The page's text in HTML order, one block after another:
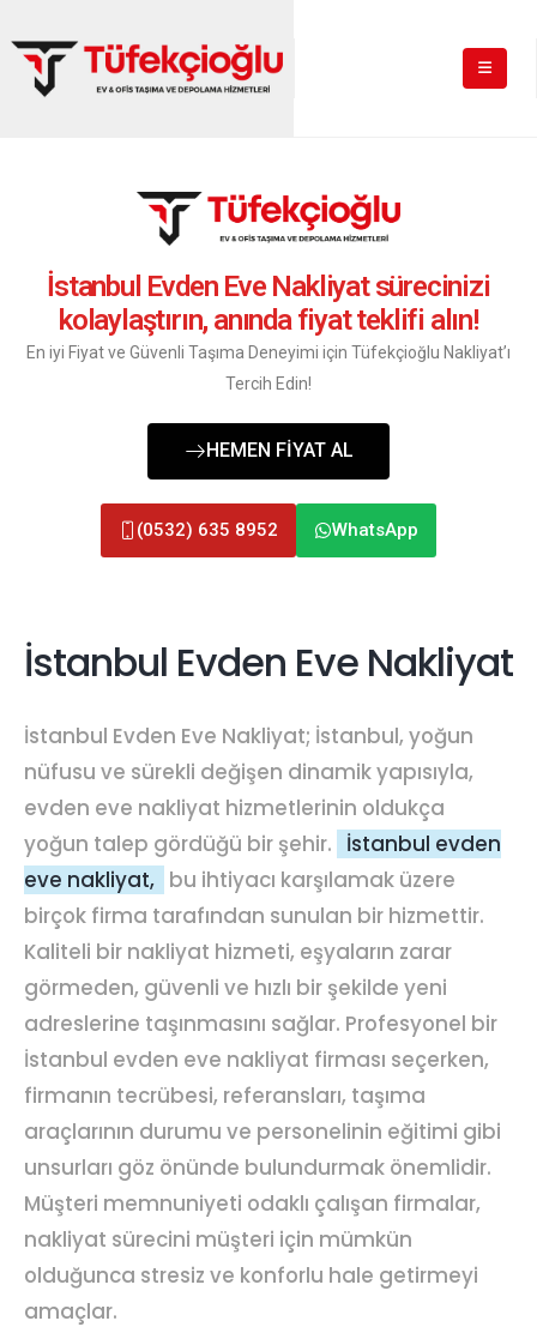
İstanbul Evden Eve Nakliyat sürecinizi
kolaylaştırın, anında fiyat teklifi alın!
En iyi Fiyat ve Güvenli Taşıma Deneyimi için Tüfekçioğlu Nakliyat’ı
Tercih Edin!
HEMEN FİYAT AL
(0532) 635 8952 WhatsApp
İstanbul Evden Eve Nakliyat
İstanbul Evden Eve Nakliyat; İstanbul, yoğun
nüfusu ve sürekli değişen dinamik yapısıyla,
evden eve nakliyat hizmetlerinin oldukça
yoğun talep gördüğü bir şehir. İstanbul evden
eve nakliyat, bu ihtiyacı karşılamak üzere
birçok firma tarafından sunulan bir hizmettir.
Kaliteli bir nakliyat hizmeti, eşyaların zarar
görmeden, güvenli ve hızlı bir şekilde yeni
adreslerine taşınmasını sağlar. Profesyonel bir
İstanbul evden eve nakliyat firması seçerken,
firmanın tecrübesi, referansları, taşıma
araçlarının durumu ve personelinin eğitimi gibi
unsurları göz önünde bulundurmak önemlidir.
Müşteri memnuniyeti odaklı çalışan firmalar,
nakliyat sürecini müşteri için mümkün
olduğunca stresiz ve konforlu hale getirmeyi
amaçlar.